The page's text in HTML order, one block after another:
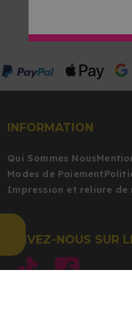
INFORMATION
Qui Sommes Nous
Modes de Paiement
Impression et reliure de
SUIVEZ-NOUS SUR